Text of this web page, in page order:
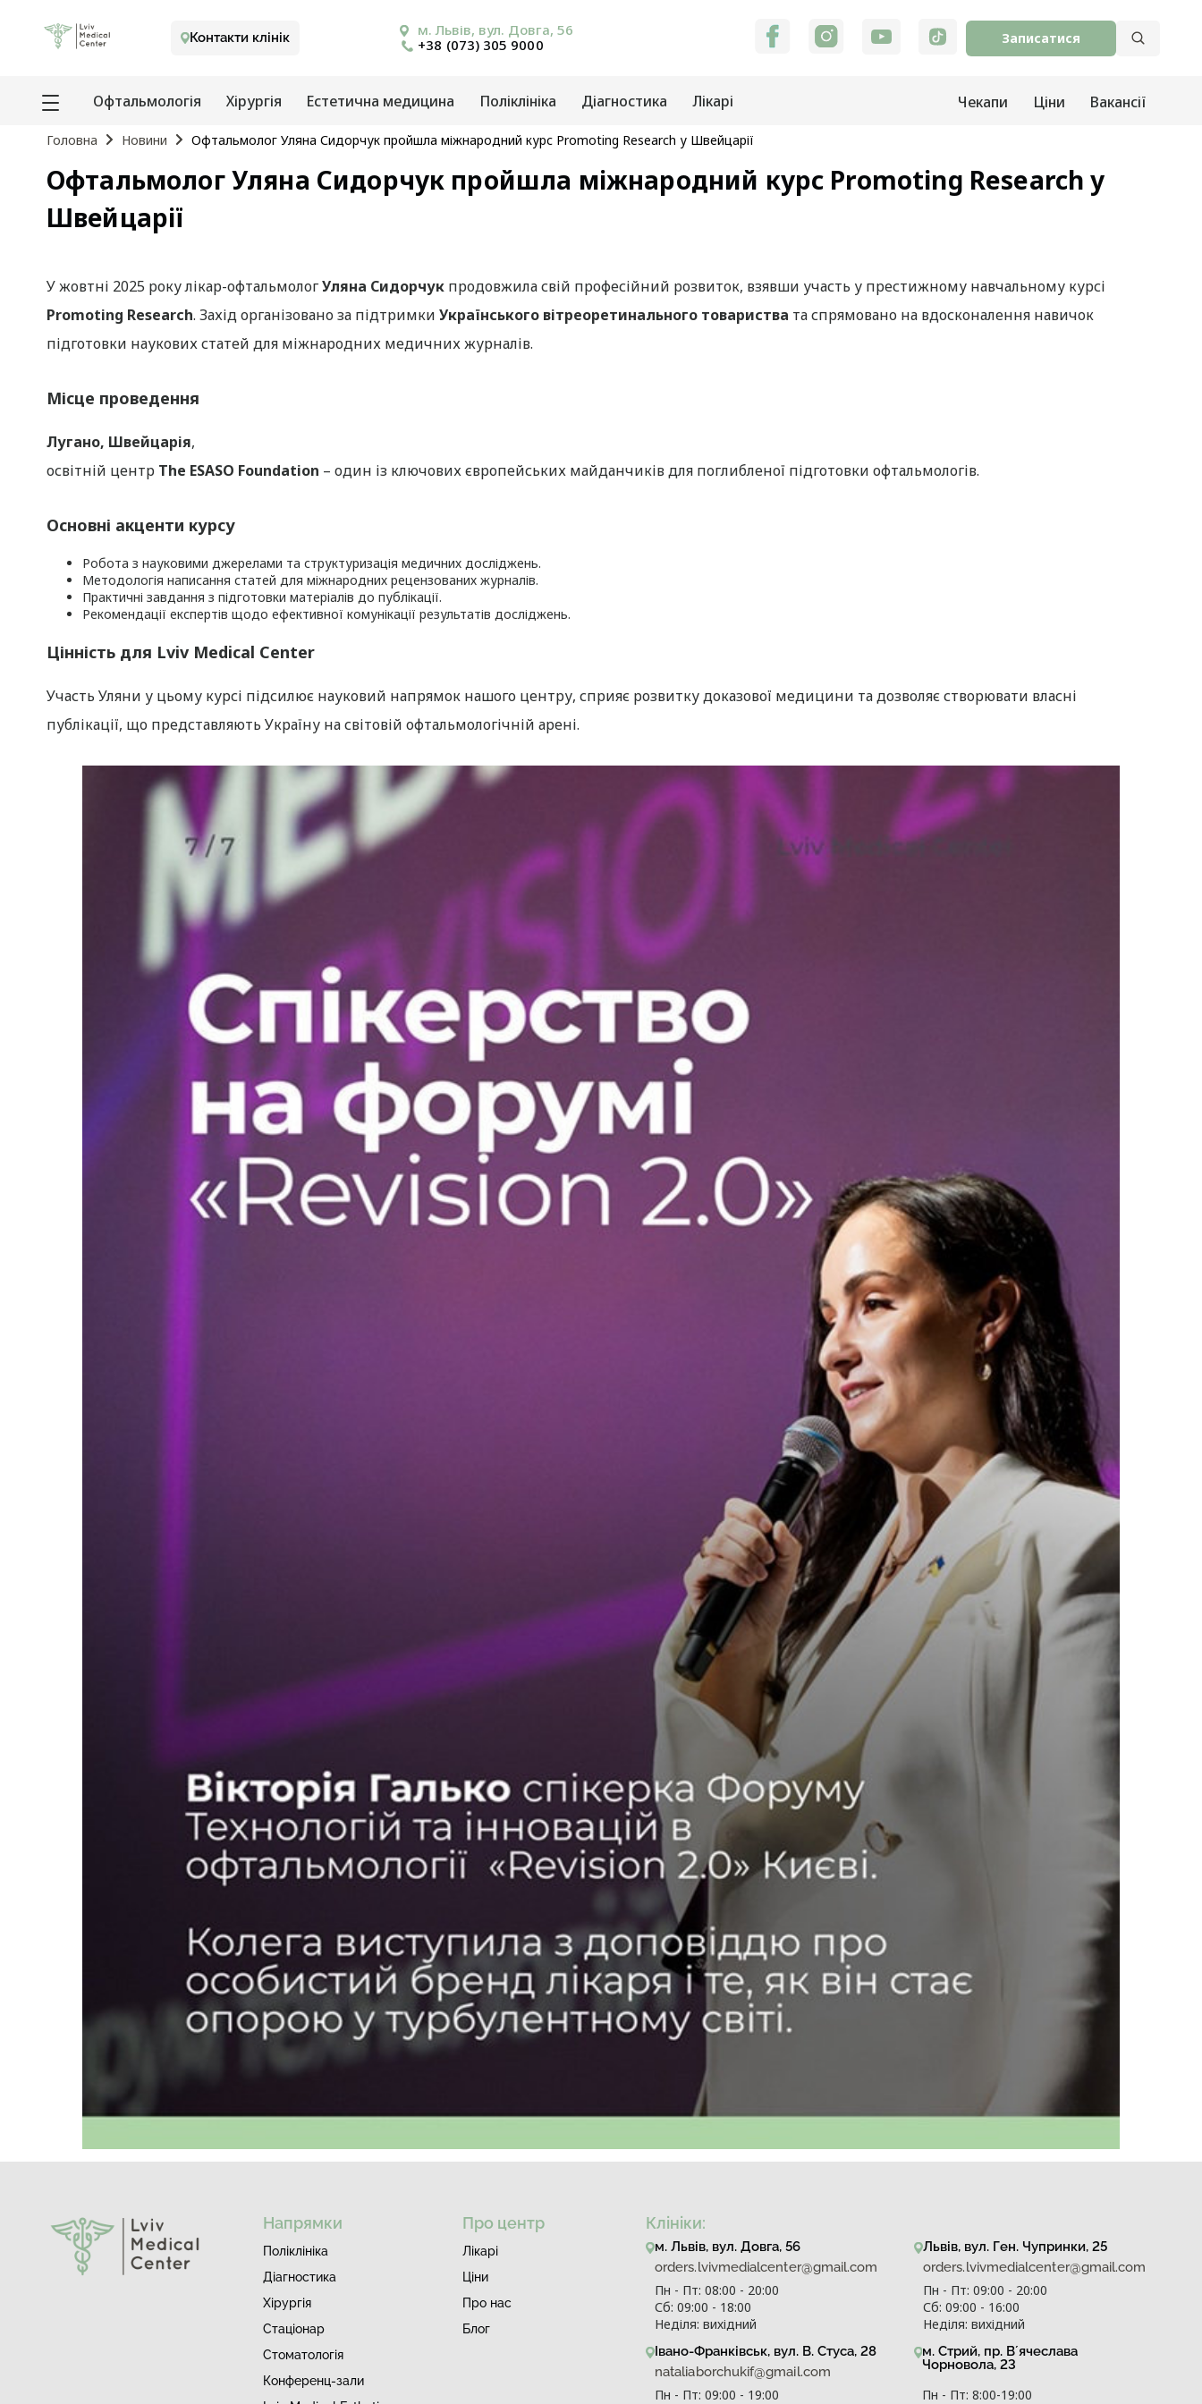
Контакти клінік
м. Львів, вул. Довга, 56
+38 (073) 305 9000
Записатися
Офтальмологія Хірургія Естетична медицина Поліклініка Діагностика Лікарі Чекапи Ціни Вакансії
Головна Новини Офтальмолог Уляна Сидорчук пройшла міжнародний курс Promoting Research у Швейцарії
Офтальмолог Уляна Сидорчук пройшла міжнародний курс Promoting Research у
Швейцарії
У жовтні 2025 року лікар-офтальмологУляна Сидорчук продовжила свій професійний розвиток, взявши участь у престижному навчальному курсі
Promoting Research. Захід організовано за підтримки Українського вітреоретинального товариства та спрямовано на вдосконалення навичок
підготовки наукових статей для міжнародних медичних журналів.
Місце проведення
Лугано, Швейцарія,
освітній центр The ESASO Foundation – один із ключових європейських майданчиків для поглибленої підготовки офтальмологів.
Основні акценти курсу
Робота з науковими джерелами та структуризація медичних досліджень.
Методологія написання статей для міжнародних рецензованих журналів.
Практичні завдання з підготовки матеріалів до публікації.
Рекомендації експертів щодо ефективної комунікації результатів досліджень.
Цінність для Lviv Medical Center
Участь Уляни у цьому курсі підсилює науковий напрямок нашого центру, сприяє розвитку доказової медицини та дозволяє створювати власні
публікації, що представляють Україну на світовій офтальмологічній арені.
Напрямки
Поліклініка
Діагностика
Хірургія
Стаціонар
Стоматологія
Конференц-зали
Про центр
Лiкарi
Ціни
Про нас
Блог
Клініки:
м. Львів, вул. Довга, 56
orders.lvivmedialcenter@gmail.com
Пн - Пт: 08:00 - 20:00
Сб: 09:00 - 18:00
Неділя: вихідний
Львів, вул. Ген. Чупринки, 25
orders.lvivmedialcenter@gmail.com
Пн - Пт: 09:00 - 20:00
Сб: 09:00 - 16:00
Неділя: вихідний
Івано-Франківськ, вул. В. Стуса, 28
nataliaborchukif@gmail.com
Пн - Пт: 09:00 - 19:00
м. Стрий, пр. Вʼячеслава
Чорновола, 23
Пн - Пт: 8:00-19:00